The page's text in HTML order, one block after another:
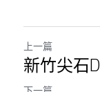
上一篇
新竹尖石